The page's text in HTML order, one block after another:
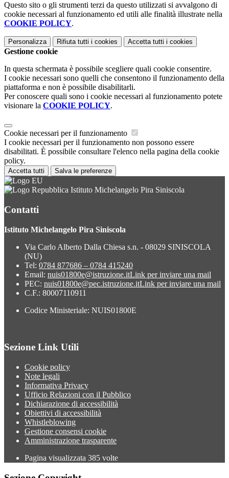
Questo sito o gli strumenti terzi da questo utilizzati si avvalgono di
cookie necessari al funzionamento ed utili alle finalità illustrate nella
COOKIE POLICY.
Personalizza Rifiuta tutti i cookies Accetta tutti i cookies
Gestione cookie
In questa schermata è possibile scegliere quali cookie consentire.
I cookie necessari sono quelli che consentono il funzionamento della
piattaforma e non è possibile disabilitarli.
Per conoscere quali sono i cookie necessari al funzionamento potete
visionare la COOKIE POLICY.
Cookie necessari per il funzionamento
I cookie necessari per il funzionamento non possono essere
disabilitati. È possibile consultare l'elenco nella pagina della cookie
policy.
Accetta tutti Salva le preferenze
Istituto Michelangelo Pira Siniscola
Contatti
Istituto Michelangelo Pira Siniscola
Via Carlo Alberto Dalla Chiesa s.n. - 08029 SINISCOLA
(NU)
Tel: 0784 877686 – 0784 415240
Email: nuis01800e@istruzione.itLink per inviare una mail
PEC: nuis01800e@pec.istruzione.itLink per inviare una mail
C.F.: 80007110911
Codice Ministeriale: NUIS01800E
Sezione Link Utili
Cookie policy
Note legali
Informativa Privacy
Ufficio Relazioni con il Pubblico
Dichiarazione di accessibilità
Obiettivi di accessibilità
Whistleblowing
Gestione consensi cookie
Amministrazione trasparente
Pagina visualizzata 385 volte